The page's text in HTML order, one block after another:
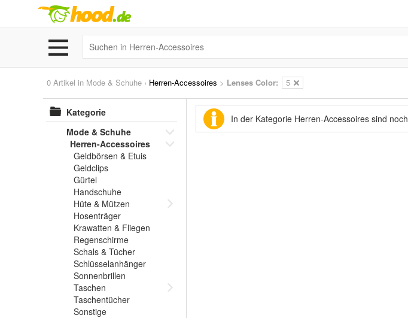
0 Artikel in Mode & Schuhe › Herren-Accessoires > Lenses Color: 5
Kategorie
Mode & Schuhe
Herren-Accessoires
Geldbörsen & Etuis
Geldclips
Gürtel
Handschuhe
Hüte & Mützen
Hosenträger
Krawatten & Fliegen
Regenschirme
Schals & Tücher
Schlüsselanhänger
Sonnenbrillen
Taschen
Taschentücher
Sonstige
In der Kategorie Herren-Accessoires sind noch